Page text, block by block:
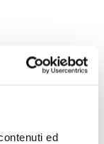
ed